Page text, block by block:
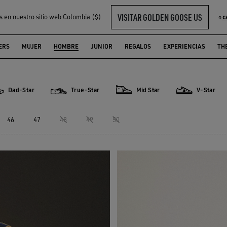
en nuestro sitio web Colombia ($) VISITAR GOLDEN GOOSE US o
MUJER HOMBRE JUNIOR REGALOS EXPERIENCIAS
Dad-Star True-Star Mid Star V-Star
46 47 48 49 50